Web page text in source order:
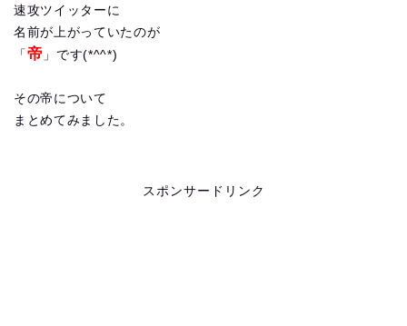
速攻ツイッターに
名前が上がっていたのが
「 帝 」です(*^^*)
その帝について
まとめてみました。
スポンサードリンク